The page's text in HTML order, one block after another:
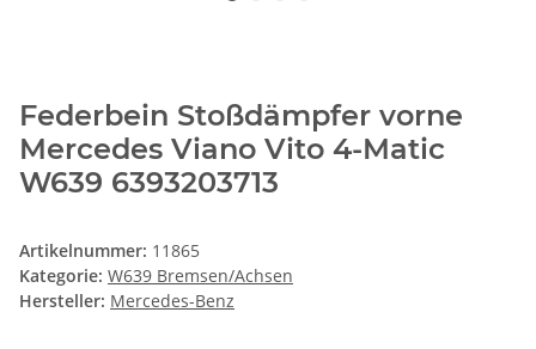
Federbein Stoßdämpfer vorne
Mercedes Viano Vito 4-Matic
W639 6393203713
Artikelnummer: 11865
Kategorie: W639 Bremsen/Achsen
Hersteller: Mercedes-Benz